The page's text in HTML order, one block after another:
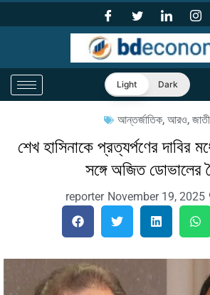
Light Dark
আন্তর্জাতিক, আরও,
শেখ হাসিনাকে প্রত্যর্পণের দাবির
সঙ্গে অজিত ডোভালের
reporter November 19, 2025